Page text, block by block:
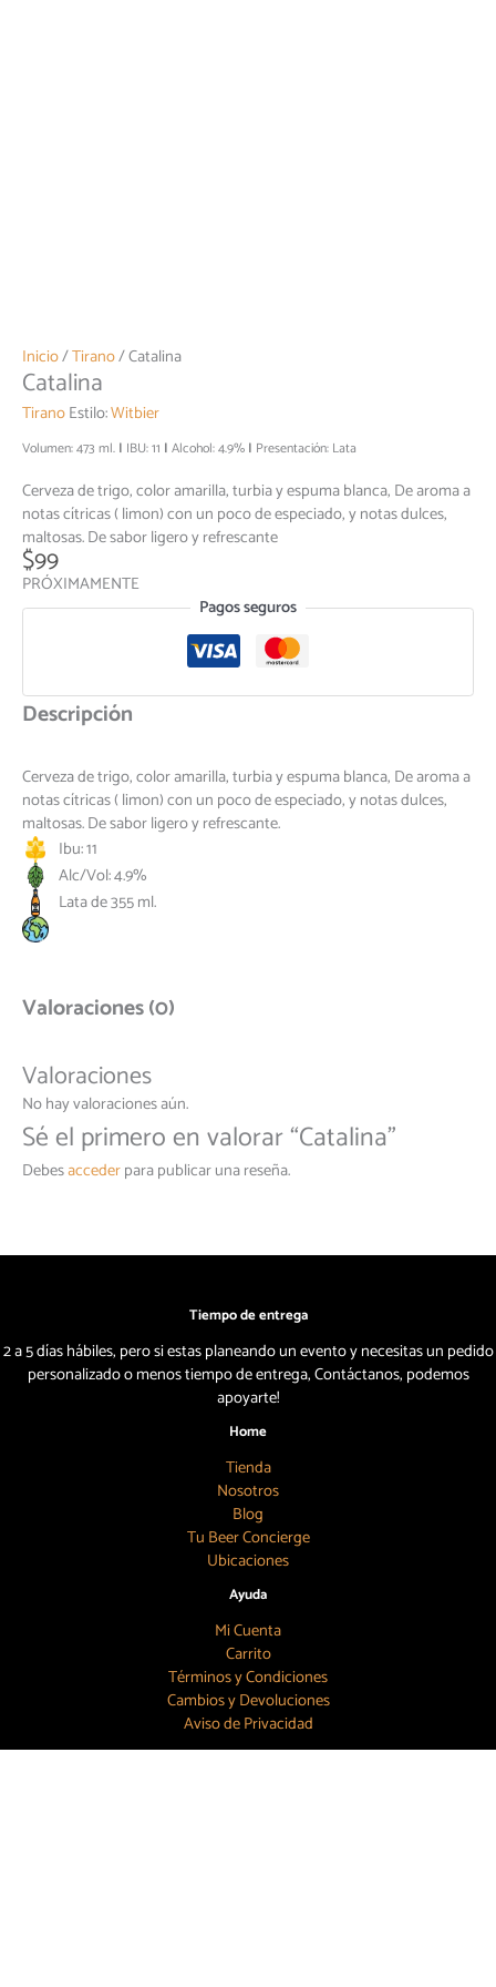
Inicio/Tirano/ Catalina
Catalina
TiranoEstilo:Witbier
Volumen: 473 ml. IBU: 11 Alcohol: 4.9% Presentación: Lata
Cerveza de trigo, color amarilla, turbia y espuma blanca, De aroma a
notas cítricas ( limon) con un poco de especiado, y notas dulces,
maltosas. De sabor ligero y refrescante
$99
PRÓXIMAMENTE
Pagos seguros
Descripción
Cerveza de trigo, color amarilla, turbia y espuma blanca, De aroma a
notas cítricas ( limon) con un poco de especiado, y notas dulces,
maltosas. De sabor ligero y refrescante.
Ibu: 11
Alc/Vol: 4.9%
Lata de 355 ml.
Valoraciones (0)
Valoraciones
No hay valoraciones aún.
Sé el primero en valorar “Catalina”
Debesaccederpara publicar una reseña.
Tiempo de entrega
2 a 5 días hábiles, pero si estas planeando un evento y necesitas un pedido
personalizado o menos tiempo de entrega, Contáctanos, podemos
apoyarte!
Home
Tienda
Nosotros
Blog
Tu Beer Concierge
Ubicaciones
Ayuda
Mi Cuenta
Carrito
Términos y Condiciones
Cambios y Devoluciones
Aviso de Privacidad
Búscanos